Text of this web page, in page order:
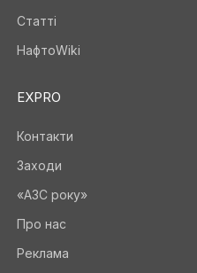
Статті
НафтоWiki
EXPRO
Контакти
Заходи
«АЗС року»
Про нас
Реклама